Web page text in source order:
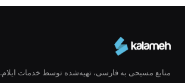
منابع مسیحی به فارسی، تهیه‌شده توسط خدمات ایلام.